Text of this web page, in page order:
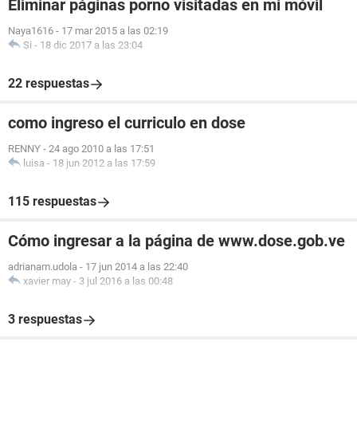
Eliminar páginas porno visitadas en mi móvil
Naya1616 - 17 mar 2015 a las 02:19
Si - 18 dic 2017 a las 23:04
22 respuestas
como ingreso el curriculo en dose
RENNY - 24 ago 2010 a las 17:51
luisa - 18 jun 2012 a las 17:59
115 respuestas
Cómo ingresar a la página de www.dose.gob.ve
adrianam.udola - 17 jun 2014 a las 22:40
xavier may - 3 jul 2016 a las 00:48
3 respuestas